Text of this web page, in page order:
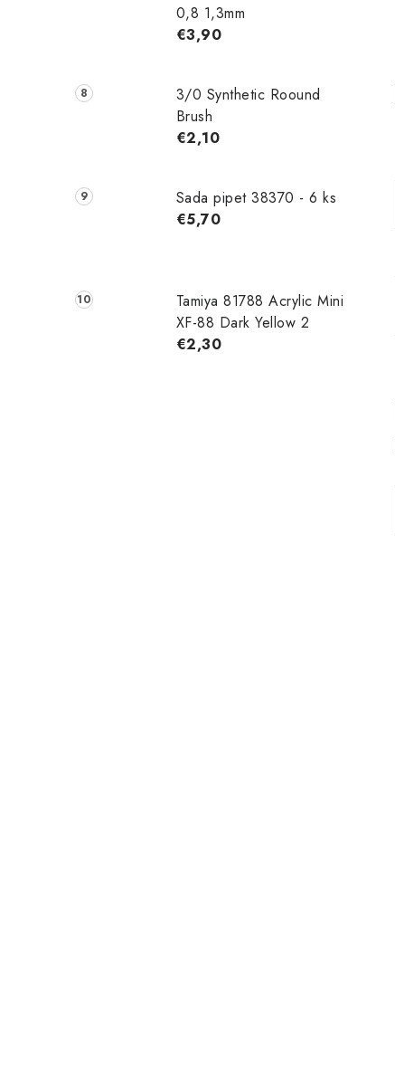
0,8 1,3mm
€3,90
3/0 Synthetic Roound
Brush
€2,10
Sada pipet 38370 - 6 ks
€5,70
Tamiya 81788 Acrylic Mini
XF-88 Dark Yellow 2
€2,30